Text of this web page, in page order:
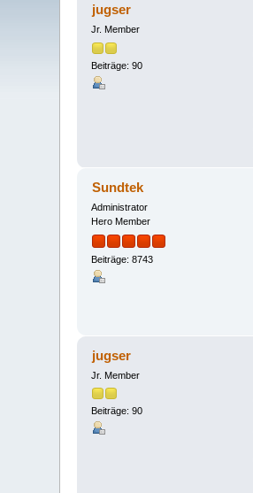
jugser
Jr. Member
Beiträge: 90
Sundtek
Administrator
Hero Member
Beiträge: 8743
jugser
Jr. Member
Beiträge: 90